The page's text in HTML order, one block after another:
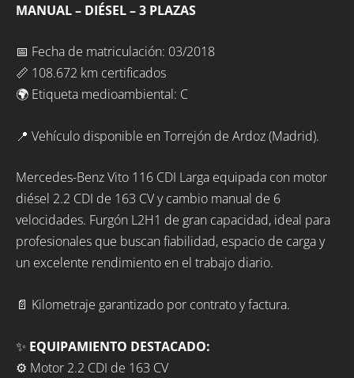
MANUAL – DIÉSEL – 3 PLAZAS
📅 Fecha de matriculación: 03/2018
📏 108.672 km certificados
🌍 Etiqueta medioambiental: C
📍 Vehículo disponible en Torrejón de Ardoz (Madrid).
Mercedes-Benz Vito 116 CDI Larga equipada con motor
diésel 2.2 CDI de 163 CV y cambio manual de 6
velocidades. Furgón L2H1 de gran capacidad, ideal para
profesionales que buscan fiabilidad, espacio de carga y
un excelente rendimiento en el trabajo diario.
📄 Kilometraje garantizado por contrato y factura.
✨ EQUIPAMIENTO DESTACADO:
⚙️ Motor 2.2 CDI de 163 CV